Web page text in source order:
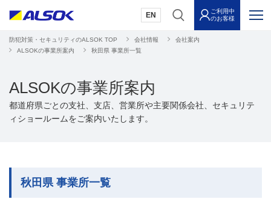
EN
ご利用中
のお客様
防犯対策・セキュリティのALSOK TOP 会社情報
会社案内
ALSOKの事業所案内
秋田県 事業所一覧
ALSOKの事業所案内
都道府県ごとの支社、支店、営業所や主要関係会社、セキュリテ
ィショールームをご案内いたします。
秋田県 事業所一覧